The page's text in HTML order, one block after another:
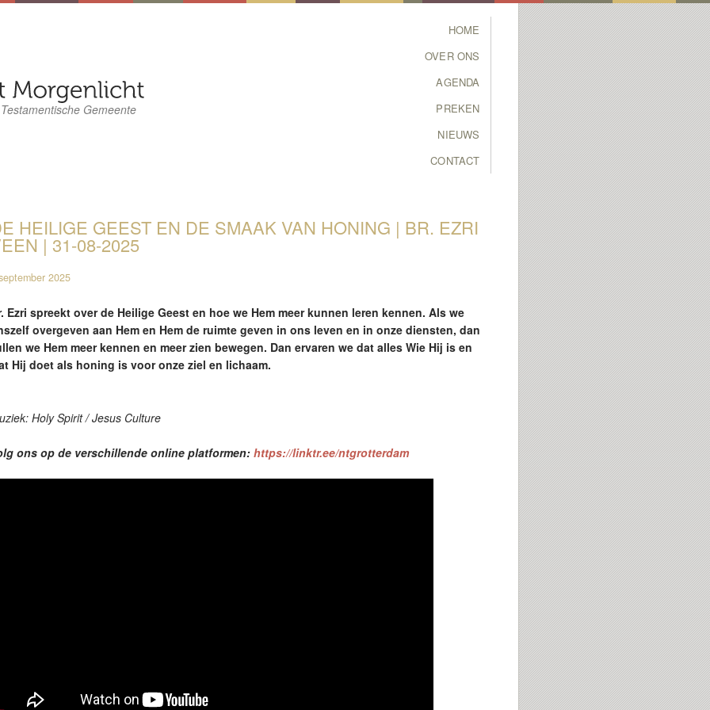
Gemeente
SKIP TO PRIMARY
CONTENT
SKIP TO SECONDARY
CONTENT
HOME
OVER ONS
AGENDA
PREKEN
NIEUWS
CONTACT
HEILIGE GEEST EN DE SMAAK VAN HONING | BR. EZRI
| 31-08-2025
2025
Ezri spreekt over de Heilige Geest en hoe we Hem meer kunnen leren kennen. Als we
overgeven aan Hem en Hem de ruimte geven in ons leven en in onze diensten, dan
we Hem meer kennen en meer zien bewegen. Dan ervaren we dat alles Wie Hij is en
Hij doet als honing is voor onze ziel en lichaam.
Holy Spirit / Jesus Culture
ons op de verschillende online platformen: https://linktr.ee/ntgrotterdam